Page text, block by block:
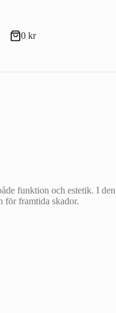
Varukorg
0 kr
funktion och estetik. I den
för framtida skador.